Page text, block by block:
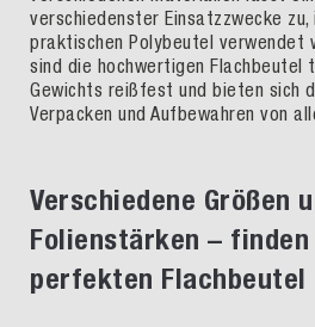
verschiedenster Einsatzzwecke zu,
praktischen Polybeutel verwendet
sind die hochwertigen Flachbeutel
Gewichts reißfest und bieten sich
Verpacken und Aufbewahren von
Verschiedene Größen
Folienstärken – finden
perfekten Flachbeutel